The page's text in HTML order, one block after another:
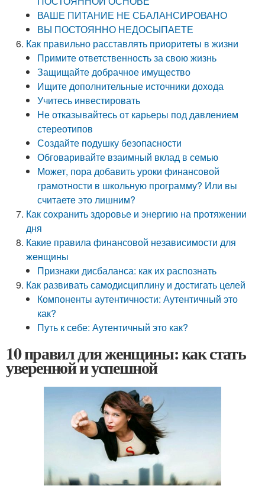
ВАШЕ ПИТАНИЕ НЕ СБАЛАНСИРОВАНО
ВЫ ПОСТОЯННО НЕДОСЫПАЕТЕ
Как правильно расставлять приоритеты в жизни
Примите ответственность за свою жизнь
Защищайте добрачное имущество
Ищите дополнительные источники дохода
Учитесь инвестировать
Не отказывайтесь от карьеры под давлением
стереотипов
Создайте подушку безопасности
Обговаривайте взаимный вклад в семью
Может, пора добавить уроки финансовой
грамотности в школьную программу? Или вы
считаете это лишним?
Как сохранить здоровье и энергию на протяжении
дня
Какие правила финансовой независимости для
женщины
Признаки дисбаланса: как их распознать
Как развивать самодисциплину и достигать целей
Компоненты аутентичности: Аутентичный это
как?
Путь к себе: Аутентичный это как?
10 правил для женщины: как стать
уверенной и успешной